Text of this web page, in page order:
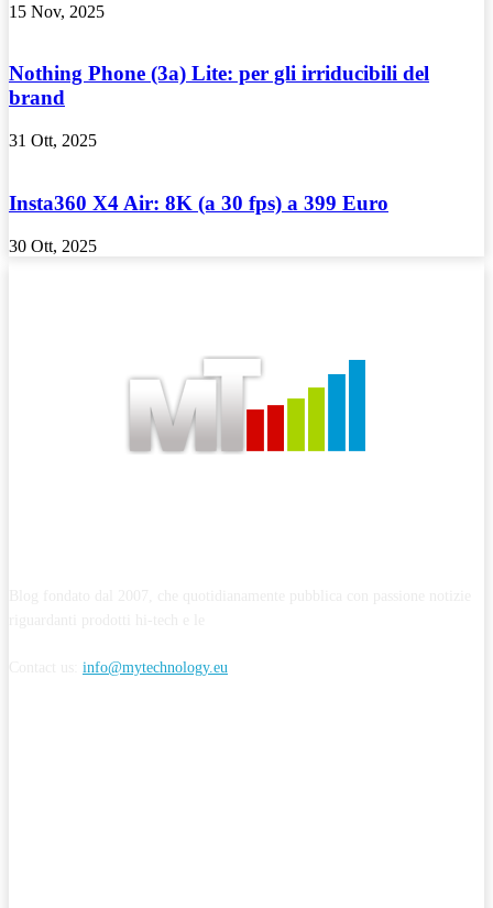
15 Nov, 2025
Nothing Phone (3a) Lite: per gli irriducibili del
brand
31 Ott, 2025
Insta360 X4 Air: 8K (a 30 fps) a 399 Euro
30 Ott, 2025
info@mytechnology.eu